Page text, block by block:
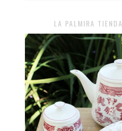
LA PALMIRA TIENDA